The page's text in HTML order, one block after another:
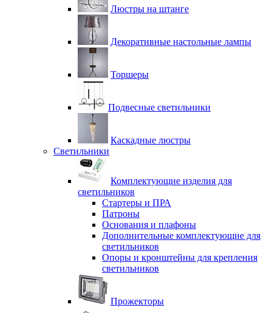
Люстры на штанге
Декоративные настольные лампы
Торшеры
Подвесные светильники
Каскадные люстры
Светильники
Комплектующие изделия для
светильников
Стартеры и ПРА
Патроны
Основания и плафоны
Дополнительные комплектующие для
светильников
Опоры и кронштейны для крепления
светильников
Прожекторы